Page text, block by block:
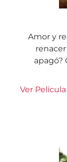
Amor y
apagó?
Ver